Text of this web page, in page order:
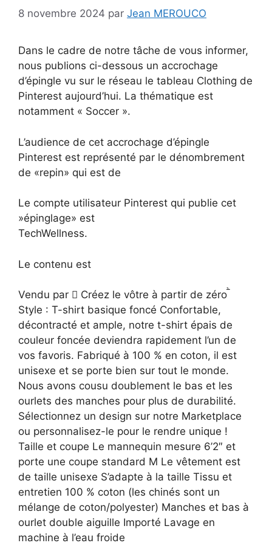
8 novembre 2024 par Jean MEROUCO
Dans le cadre de notre tâche de vous informer,
nous publions ci-dessous un accrochage
d’épingle vu sur le réseau le tableau Clothing de
Pinterest aujourd’hui. La thématique est
notamment « Soccer ».
L’audience de cet accrochage d’épingle
Pinterest est représenté par le dénombrement
de «repin» qui est de
Le compte utilisateur Pinterest qui publie cet
»épinglage» est
TechWellness.
Le contenu est
Vendu par  Créez le vôtre à partir de zéro 
Style : T-shirt basique foncé Confortable,
décontracté et ample, notre t-shirt épais de
couleur foncée deviendra rapidement l’un de
vos favoris. Fabriqué à 100 % en coton, il est
unisexe et se porte bien sur tout le monde.
Nous avons cousu doublement le bas et les
ourlets des manches pour plus de durabilité.
Sélectionnez un design sur notre Marketplace
ou personnalisez-le pour le rendre unique !
Taille et coupe Le mannequin mesure 6’2″ et
porte une coupe standard M Le vêtement est
de taille unisexe S’adapte à la taille Tissu et
entretien 100 % coton (les chinés sont un
mélange de coton/polyester) Manches et bas à
ourlet double aiguille Importé Lavage en
machine à l’eau froide